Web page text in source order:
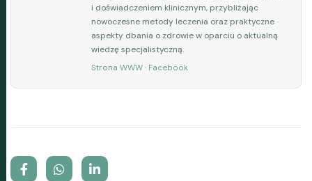
i doświadczeniem klinicznym, przybliżając
nowoczesne metody leczenia oraz praktyczne
aspekty dbania o zdrowie w oparciu o aktualną
wiedzę specjalistyczną.
Strona WWW · Facebook